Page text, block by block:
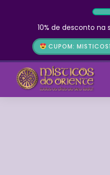
10% de desconto
CUPOM: